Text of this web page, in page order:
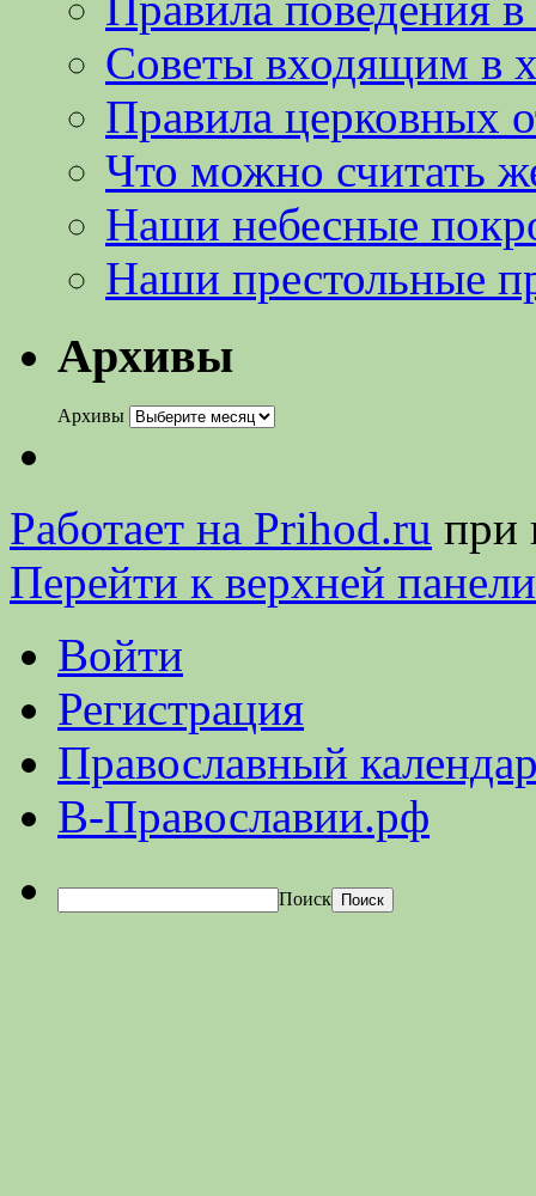
Советы входящим в
Правила церковных
Что можно считать
Наши небесные
Наши престольные
Архивы
Архивы
Работает на Prihod.ru при
Перейти к верхней панели
Войти
Регистрация
Православный
В-Православии.рф
Поиск